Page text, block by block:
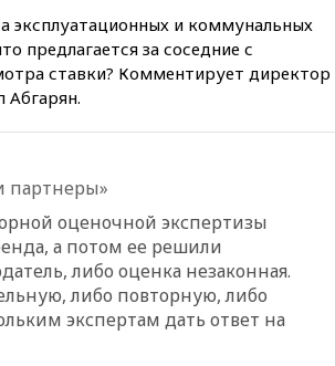
доходы российского бюджета
вчера, 22:15Аксаков: ЦБ
согласовал первый стандарт
подтвердили, что конкурс
Машков: в РФ
подготовили концепцию
развития театрального
искусства до 2035 года
вчера, 21:21 Правительство
эксплуатационных и коммунальных
предлагается за соседние с
ставки? Комментирует директор
Абгарян.
партнеры»
оценочной экспертизы
а потом ее решили
либо оценка незаконная.
либо повторную, либо
экспертам дать ответ на